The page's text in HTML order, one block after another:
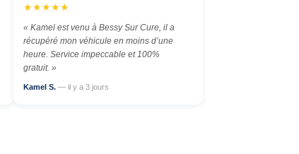
★★★★★
« Kamel est venu à Bessy Sur Cure, il a
récupéré mon véhicule en moins d’une
heure. Service impeccable et 100%
gratuit. »
Kamel S. — il y a 3 jours